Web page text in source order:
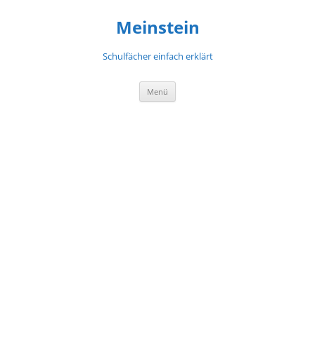
Meinstein
Schulfächer einfach erklärt
Menü